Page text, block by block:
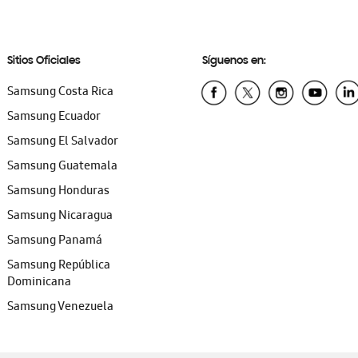
Sitios Oficiales
Samsung Costa Rica
Samsung Ecuador
Samsung El Salvador
Samsung Guatemala
Samsung Honduras
Samsung Nicaragua
Samsung Panamá
Samsung República
Dominicana
Samsung Venezuela
Síguenos en: